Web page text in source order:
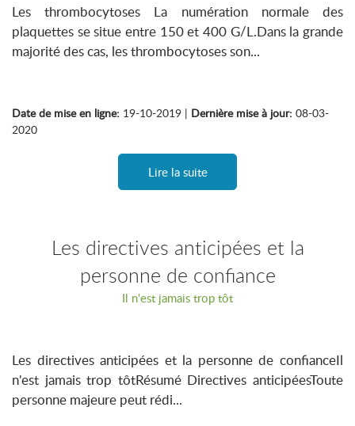
Les thrombocytoses La numération normale des
plaquettes se situe entre 150 et 400 G/L.Dans la grande
majorité des cas, les thrombocytoses son...
Date de mise en ligne: 19-10-2019 | Dernière mise à jour: 08-03-
2020
Lire la suite
Les directives anticipées et la
personne de confiance
Il n'est jamais trop tôt
Les directives anticipées et la personne de confianceIl
n'est jamais trop tôtRésumé Directives anticipéesToute
personne majeure peut rédi...